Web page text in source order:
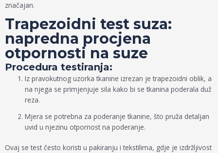
značajan.
Trapezoidni test suza:
napredna procjena
otpornosti na suze
Procedura testiranja:
Iz pravokutnog uzorka tkanine izrezan je trapezoidni oblik, a
na njega se primjenjuje sila kako bi se tkanina poderala duž
reza.
Mjera se potrebna za poderanje tkanine, što pruža detaljan
uvid u njezinu otpornost na poderanje.
Ovaj se test često koristi u pakiranju i tekstilima, gdje je izdržljivost